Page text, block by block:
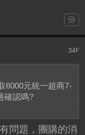
34F
6000元統一超商7-
確認嗎?
問題，團購的消